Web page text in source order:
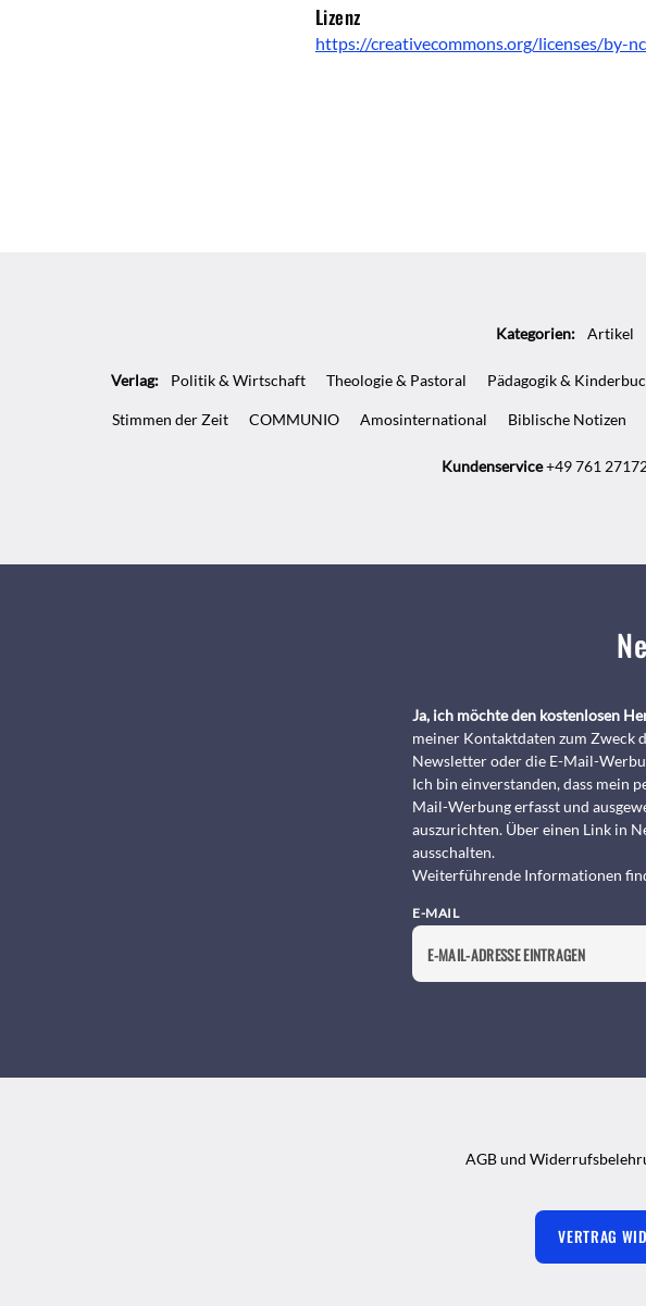
Lizenz
https://creativecommons.org/licenses/by-
Kategorien: Artikel
Verlag: Politik & Wirtschaft Theologie & Pastoral Pädagogik &
Stimmen der Zeit COMMUNIO Amosinternational Biblische Notizen
Kundenservice +49 761
Ja, ich möchte den kostenlosen
meiner Kontaktdaten zum Zweck
Newsletter oder die E-Mail-
Ich bin einverstanden, dass mein
Mail-Werbung erfasst und
auszurichten. Über einen Link in
ausschalten.
Weiterführende Informationen
E-MAIL
AGB und
VERTRAG